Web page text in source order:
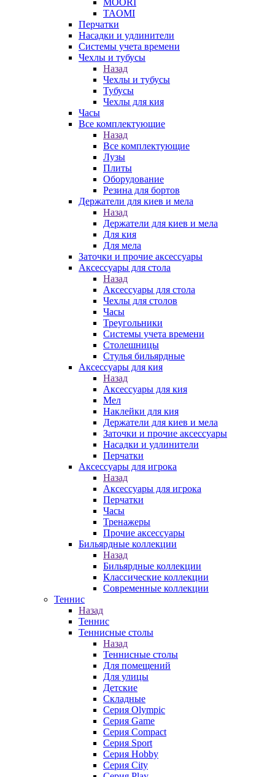
MOORI
TAOMI
Перчатки
Насадки и удлинители
Системы учета времени
Чехлы и тубусы
Назад
Чехлы и тубусы
Тубусы
Чехлы для кия
Часы
Все комплектующие
Назад
Все комплектующие
Лузы
Плиты
Оборудование
Резина для бортов
Держатели для киев и мела
Назад
Держатели для киев и мела
Для кия
Для мела
Заточки и прочие аксессуары
Аксессуары для стола
Назад
Аксессуары для стола
Чехлы для столов
Часы
Треугольники
Системы учета времени
Столешницы
Стулья бильярдные
Аксессуары для кия
Назад
Аксессуары для кия
Мел
Наклейки для кия
Держатели для киев и мела
Заточки и прочие аксессуары
Насадки и удлинители
Перчатки
Аксессуары для игрока
Назад
Аксессуары для игрока
Перчатки
Часы
Тренажеры
Прочие аксессуары
Бильярдные коллекции
Назад
Бильярдные коллекции
Классические коллекции
Современные коллекции
Теннис
Назад
Теннис
Теннисные столы
Назад
Теннисные столы
Для помещений
Для улицы
Детские
Складные
Серия Olympic
Серия Game
Серия Compact
Серия Sport
Серия Hobby
Серия City